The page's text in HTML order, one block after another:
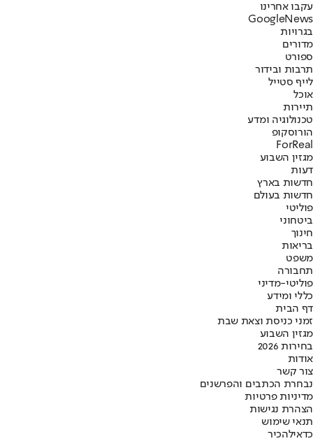
עקבו אחרינו
Googl eNews
בגרויות
מדורים
ספורט
תרבות ובידור
לייף סטייל
אוכל
תיירות
טכנולוגיה ומדע
הורוסקופ
ForReal
מגזין השבוע
דעות
חדשות בארץ
חדשות בעולם
פוליטי
ביטחוני
חינוך
בריאות
משפט
תחבורה
פוליטי-מדיני
כללי ומידע
דף הבית
זמני כניסת וצאת שבת
מגזין השבוע
בחירות 2026
אודות
צור קשר
נבחרת הכתבים והפרשנים
מדיניות פרטיות
הצהרת נגישות
תנאי שימוש
כדאילהכיר